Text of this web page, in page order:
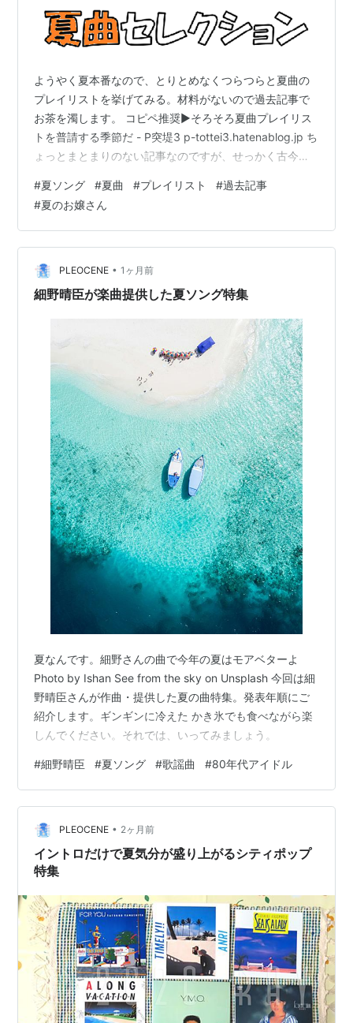
ようやく夏本番なので、とりとめなくつらつらと夏曲の
プレイリストを挙げてみる。材料がないので過去記事で
お茶を濁します。 コピペ推奨▶そろそろ夏曲プレイリス
トを普請する季節だ - P突堤3 p-tottei3.hatenablog.jp ち
ょっとまとまりのない記事なのですが、せっかく古今東
すとすれば 51.少女レイ/みきとPを付け加えたいと思いま
す。 まあ昭和世代に刺さるようなクラシックなチョイス
のプレイリストではありますが曲の列挙をみると心がア
ガる⤴という人は一定数いますので「へそ出し魅惑のマー
メイド」でこの夏を乗り切っていきましょう。 榊原郁
恵…
#夏ソング #夏曲 #プレイリスト #過去記事
#夏のお嬢さん
PLEOCENE • 1ヶ月前
細野晴臣が楽曲提供した夏ソング特集
夏なんです。細野さんの曲で今年の夏はモアベターよ
Photo by Ishan See from the sky on Unsplash 今回は細
野晴臣さんが作曲・提供した夏の曲特集。発表年順にご
紹介します。ギンギンに冷えた かき氷でも食べながら楽
しんでください。それでは、いってみましょう。
#細野晴臣 #夏ソング #歌謡曲 #80年代アイドル
PLEOCENE • 2ヶ月前
イントロだけで夏気分が盛り上がるシティポップ
特集